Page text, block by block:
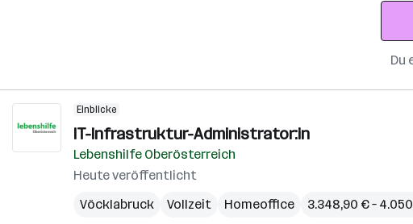
Du
Einblicke
IT-Infrastruktur-Administrator:in
Lebenshilfe Oberösterreich
Heute veröffentlicht
Vöcklabruck
Vollzeit Homeoffice 3.348,90 € –